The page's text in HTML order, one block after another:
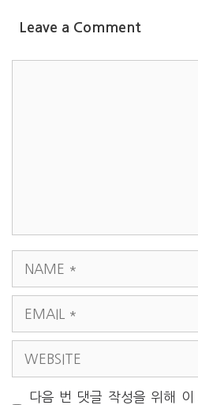
Leave a Comment
NAME
EMAIL
WEBSITE
다음 번 댓글 작성을 위해 이